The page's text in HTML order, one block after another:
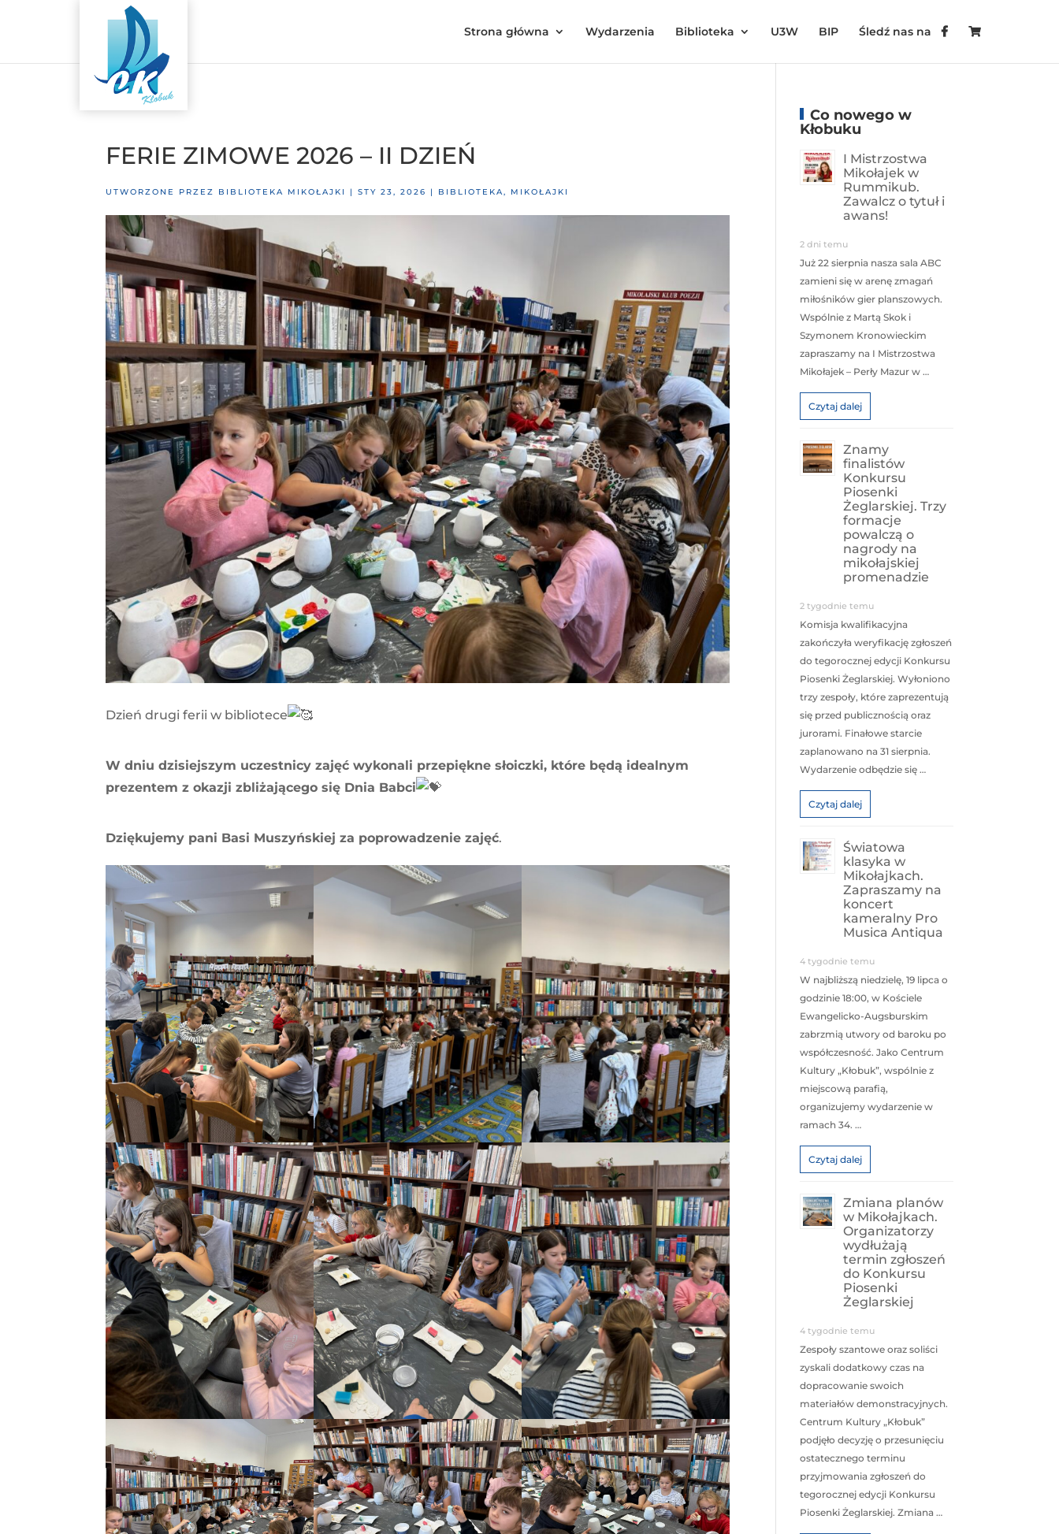
Strona główna Wydarzenia Biblioteka U3W BIP Śledź nas na
FERIE ZIMOWE 2026 – II DZIEŃ
UTWORZONE PRZEZ BIBLIOTEKA MIKOŁAJKI |STY 23, 2026 | BIBLIOTEKA, MIKOŁAJKI
Dzień drugi ferii w bibliotece
W dniu dzisiejszym uczestnicy zajęć wykonali przepiękne słoiczki, które będą idealnym
prezentem z okazji zbliżającego się Dnia Babci
Dziękujemy pani Basi Muszyńskiej za poprowadzenie zajęć.
Co nowego w
Kłobuku
I Mistrzostwa
Mikołajek w
Rummikub.
Zawalcz o tytuł i
awans!
2 dni temu
Już 22 sierpnia nasza sala ABC
zamieni się w arenę zmagań
miłośników gier planszowych.
Wspólnie z Martą Skok i
Szymonem Kronowieckim
zapraszamy na I Mistrzostwa
Mikołajek – Perły Mazur w …
Czytaj dalej
Znamy
finalistów
Konkursu
Piosenki
Żeglarskiej. Trzy
formacje
powalczą o
nagrody na
mikołajskiej
promenadzie
2 tygodnie temu
Komisja kwalifikacyjna
zakończyła weryfikację zgłoszeń
do tegorocznej edycji Konkursu
Piosenki Żeglarskiej. Wyłoniono
trzy zespoły, które zaprezentują
się przed publicznością oraz
jurorami. Finałowe starcie
zaplanowano na 31 sierpnia.
Wydarzenie odbędzie się …
Czytaj dalej
Światowa
klasyka w
Mikołajkach.
Zapraszamy na
koncert
kameralny Pro
Musica Antiqua
4 tygodnie temu
W najbliższą niedzielę, 19 lipca o
godzinie 18:00, w Kościele
Ewangelicko-Augsburskim
zabrzmią utwory od baroku po
współczesność. Jako Centrum
Kultury „Kłobuk”, wspólnie z
miejscową parafią,
organizujemy wydarzenie w
ramach 34. …
Czytaj dalej
Zmiana planów
w Mikołajkach.
Organizatorzy
wydłużają
termin zgłoszeń
do Konkursu
Piosenki
Żeglarskiej
4 tygodnie temu
Zespoły szantowe oraz soliści
zyskali dodatkowy czas na
dopracowanie swoich
materiałów demonstracyjnych.
Centrum Kultury „Kłobuk”
podjęło decyzję o przesunięciu
ostatecznego terminu
przyjmowania zgłoszeń do
tegorocznej edycji Konkursu
Piosenki Żeglarskiej. Zmiana …